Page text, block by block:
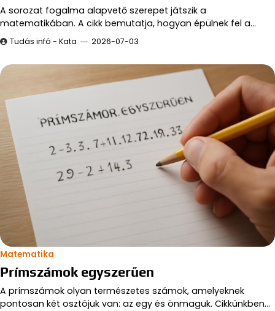
A sorozat fogalma alapvető szerepet játszik a
matematikában. A cikk bemutatja, hogyan épülnek fel a…
Tudás infó - Kata 2026-07-03
Matematika
Prímszámok egyszerűen
A prímszámok olyan természetes számok, amelyeknek
pontosan két osztójuk van: az egy és önmaguk. Cikkünkben…